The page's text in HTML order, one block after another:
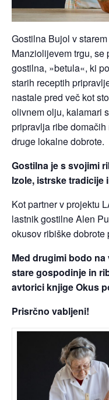
Gostilna Bujol v
Manziolijevem trgu,
gostilna, »betula«, ki
starih receptih
nastale pred več kot
olivnem olju, kalamari
pripravlja ribe
druge lokalne dobrote.
Gostilna je s svojimi
Izole, istrske tradicije
Kot partner v projektu
lastnik gostilne Alen
okusov ribiške dobrote
Med drugimi bodo
stare gospodinje in
avtorici knjige Okus
Prisrčno vabljeni!